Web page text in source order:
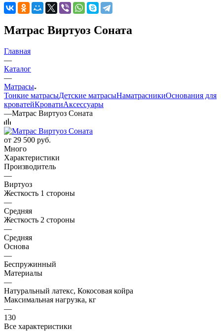
Матрас Виртуоз Соната
Главная
—
Каталог
—
Матрасы
Тонкие матрасыДетские матрасыНаматрасникиОснования для
кроватейКроватиАксессуары
—Матрас Виртуоз Соната
от 29 500 руб.
Много
Характеристики
Производитель
—
Виртуоз
Жесткость 1 стороны
—
Средняя
Жесткость 2 стороны
—
Средняя
Основа
—
Беспружинный
Материалы
—
Натуральный латекс, Кокосовая койра
Максимальная нагрузка, кг
—
130
Все характеристики